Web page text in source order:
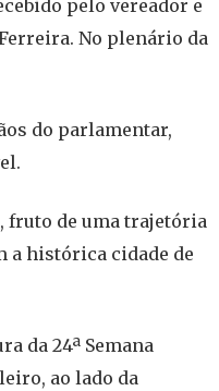
pelo vereador e
No plenário da
do parlamentar,
fruto de uma trajetória
a histórica cidade de
da 24ª Semana
ao lado da